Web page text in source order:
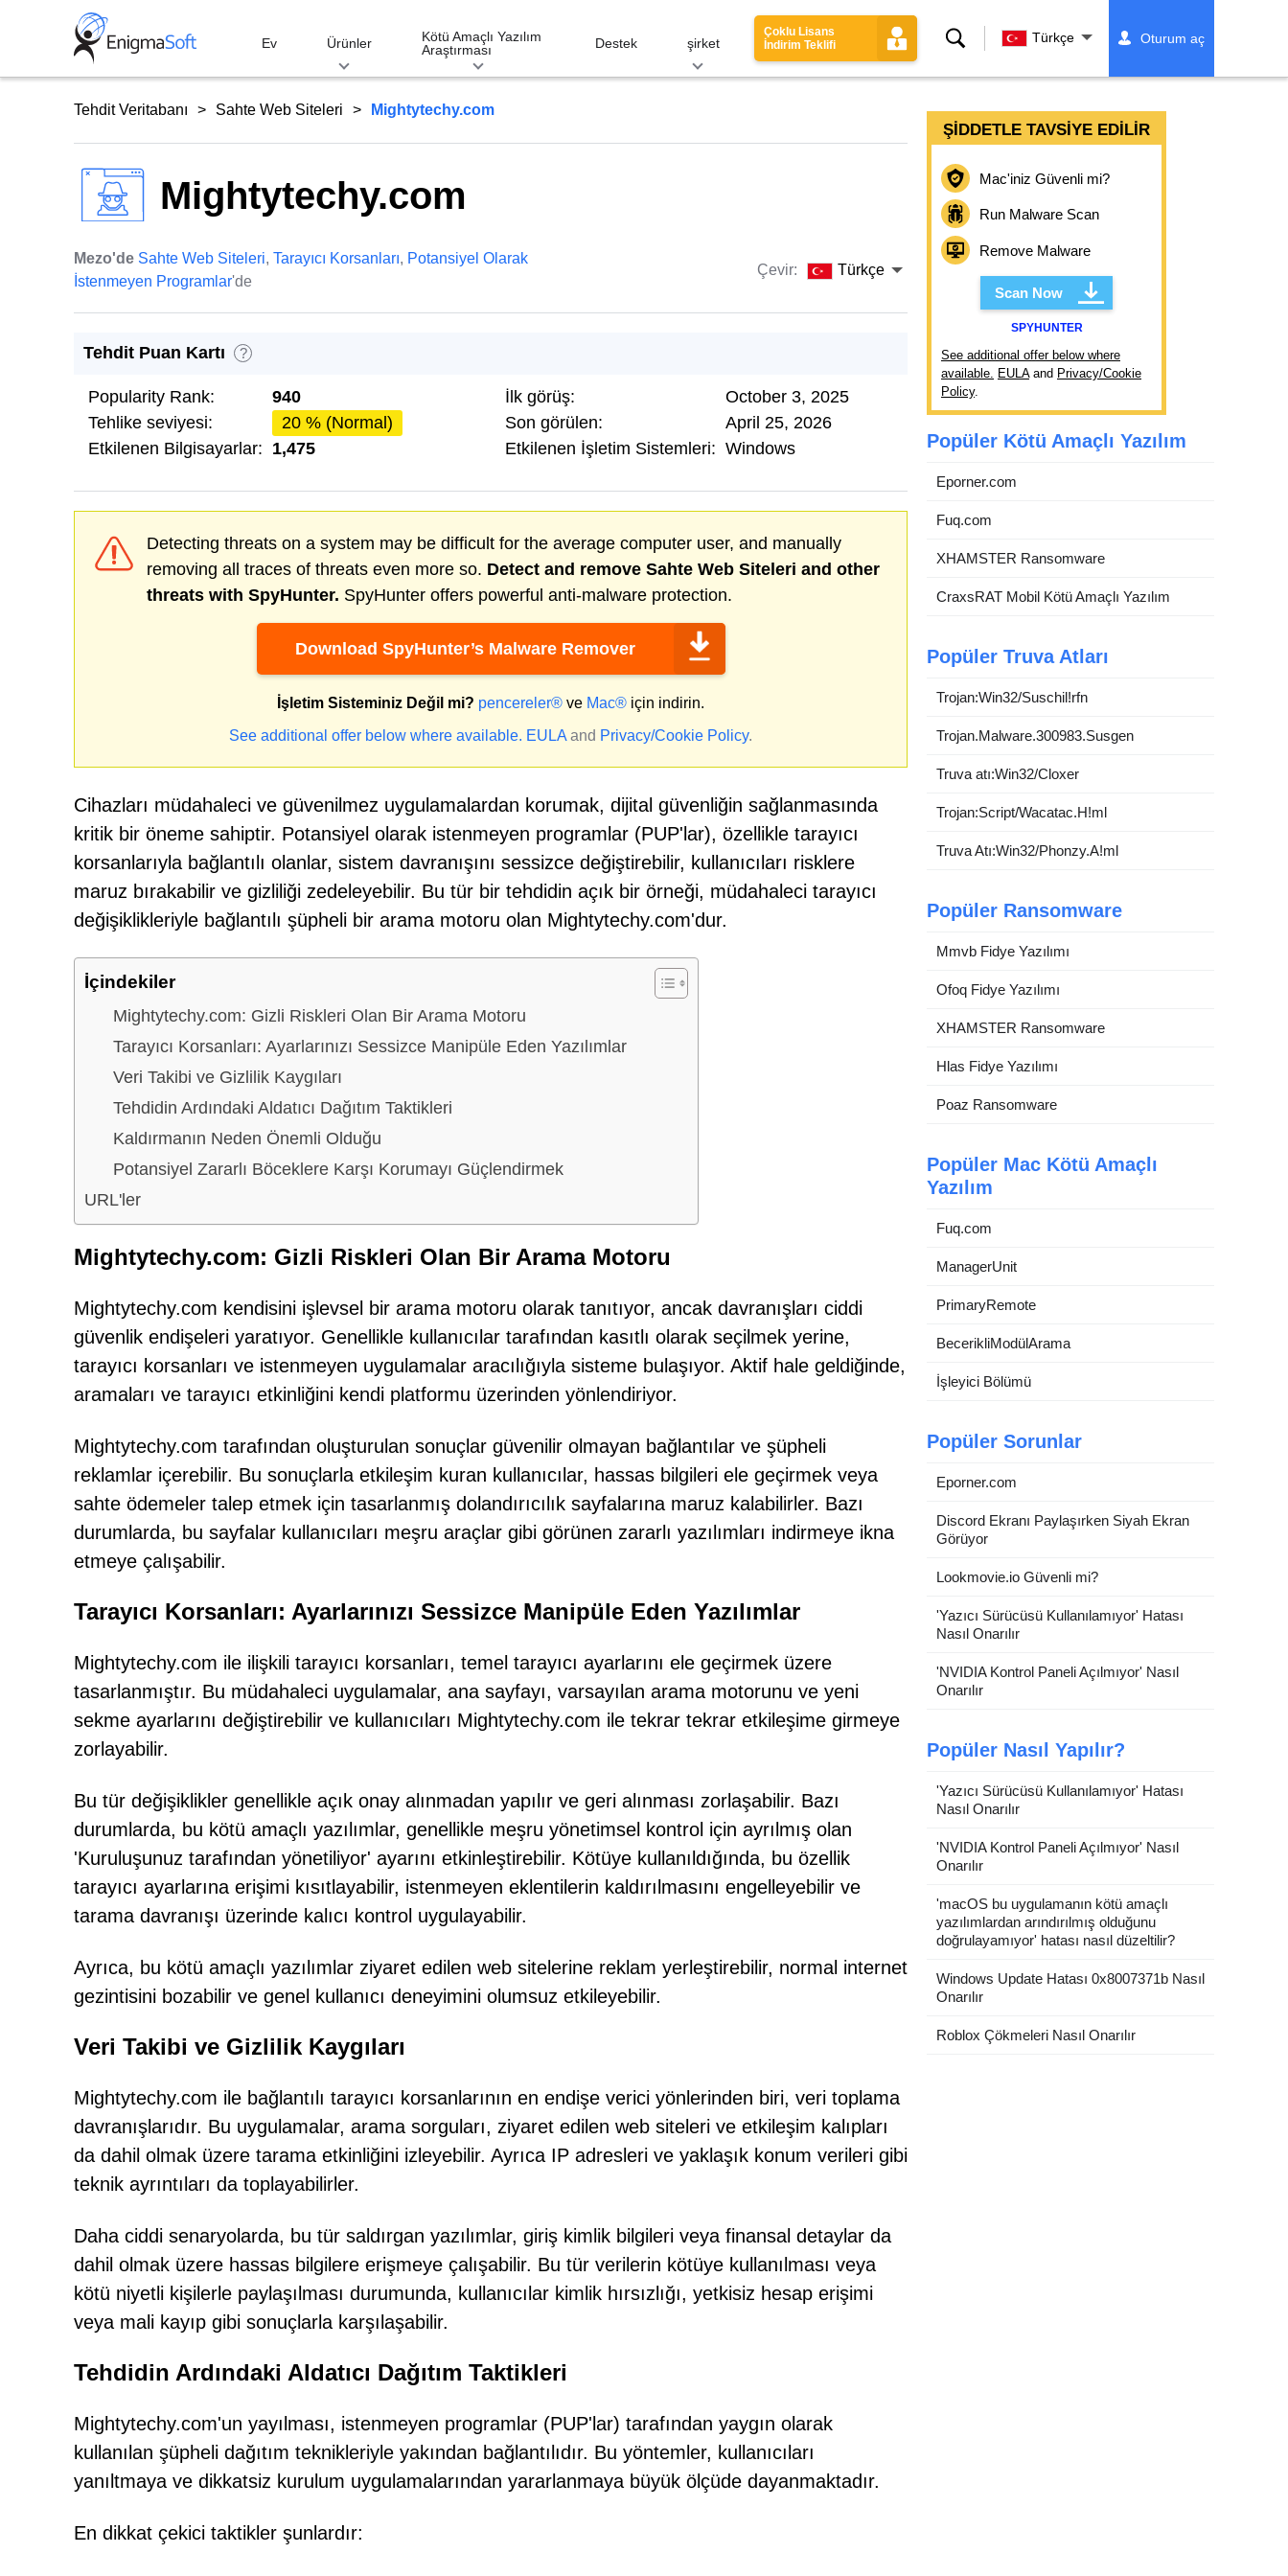
Ev Ürünler
Kötü Amaçlı Yazılım
Araştırması
Destek şirket
Çoklu Lisans
İndirim Teklifi
Ara Türkçe Oturum aç
Tehdit Veritabanı Sahte Web Siteleri Mightytechy.com
Mightytechy.com
Mezo'de Sahte Web Siteleri, Tarayıcı Korsanları, Potansiyel Olarak
İstenmeyen Programlar'de
Çevir: Türkçe
Tehdit Puan Kartı ?
Popularity Rank:
940
Tehlike seviyesi:
20 % (Normal)
Etkilenen Bilgisayarlar: 1,475
İlk görüş:
October 3, 2025
Son görülen:
April 25, 2026
Etkilenen İşletim Sistemleri: Windows
Detecting threats on a system may be difficult for the average computer user, and manually
removing all traces of threats even more so. Detect and remove Sahte Web Siteleri and other
threats with SpyHunter. SpyHunter offers powerful anti-malware protection.
Download SpyHunter’s Malware Remover
İşletim Sisteminiz Değil mi? pencereler® ve Mac® için indirin.
See additional offer below where available. EULA and Privacy/Cookie Policy.
Cihazları müdahaleci ve güvenilmez uygulamalardan korumak, dijital güvenliğin sağlanmasında
kritik bir öneme sahiptir. Potansiyel olarak istenmeyen programlar (PUP'lar), özellikle tarayıcı
korsanlarıyla bağlantılı olanlar, sistem davranışını sessizce değiştirebilir, kullanıcıları risklere
maruz bırakabilir ve gizliliği zedeleyebilir. Bu tür bir tehdidin açık bir örneği, müdahaleci tarayıcı
değişiklikleriyle bağlantılı şüpheli bir arama motoru olan Mightytechy.com'dur.
İçindekiler
Mightytechy.com: Gizli Riskleri Olan Bir Arama Motoru
Tarayıcı Korsanları: Ayarlarınızı Sessizce Manipüle Eden Yazılımlar
Veri Takibi ve Gizlilik Kaygıları
Tehdidin Ardındaki Aldatıcı Dağıtım Taktikleri
Kaldırmanın Neden Önemli Olduğu
Potansiyel Zararlı Böceklere Karşı Korumayı Güçlendirmek
URL'ler
Mightytechy.com: Gizli Riskleri Olan Bir Arama Motoru
Mightytechy.com kendisini işlevsel bir arama motoru olarak tanıtıyor, ancak davranışları ciddi
güvenlik endişeleri yaratıyor. Genellikle kullanıcılar tarafından kasıtlı olarak seçilmek yerine,
tarayıcı korsanları ve istenmeyen uygulamalar aracılığıyla sisteme bulaşıyor. Aktif hale geldiğinde,
aramaları ve tarayıcı etkinliğini kendi platformu üzerinden yönlendiriyor.
Mightytechy.com tarafından oluşturulan sonuçlar güvenilir olmayan bağlantılar ve şüpheli
reklamlar içerebilir. Bu sonuçlarla etkileşim kuran kullanıcılar, hassas bilgileri ele geçirmek veya
sahte ödemeler talep etmek için tasarlanmış dolandırıcılık sayfalarına maruz kalabilirler. Bazı
durumlarda, bu sayfalar kullanıcıları meşru araçlar gibi görünen zararlı yazılımları indirmeye ikna
etmeye çalışabilir.
Tarayıcı Korsanları: Ayarlarınızı Sessizce Manipüle Eden Yazılımlar
Mightytechy.com ile ilişkili tarayıcı korsanları, temel tarayıcı ayarlarını ele geçirmek üzere
tasarlanmıştır. Bu müdahaleci uygulamalar, ana sayfayı, varsayılan arama motorunu ve yeni
sekme ayarlarını değiştirebilir ve kullanıcıları Mightytechy.com ile tekrar tekrar etkileşime girmeye
zorlayabilir.
Bu tür değişiklikler genellikle açık onay alınmadan yapılır ve geri alınması zorlaşabilir. Bazı
durumlarda, bu kötü amaçlı yazılımlar, genellikle meşru yönetimsel kontrol için ayrılmış olan
'Kuruluşunuz tarafından yönetiliyor' ayarını etkinleştirebilir. Kötüye kullanıldığında, bu özellik
tarayıcı ayarlarına erişimi kısıtlayabilir, istenmeyen eklentilerin kaldırılmasını engelleyebilir ve
tarama davranışı üzerinde kalıcı kontrol uygulayabilir.
Ayrıca, bu kötü amaçlı yazılımlar ziyaret edilen web sitelerine reklam yerleştirebilir, normal internet
gezintisini bozabilir ve genel kullanıcı deneyimini olumsuz etkileyebilir.
Veri Takibi ve Gizlilik Kaygıları
Mightytechy.com ile bağlantılı tarayıcı korsanlarının en endişe verici yönlerinden biri, veri toplama
davranışlarıdır. Bu uygulamalar, arama sorguları, ziyaret edilen web siteleri ve etkileşim kalıpları
da dahil olmak üzere tarama etkinliğini izleyebilir. Ayrıca IP adresleri ve yaklaşık konum verileri gibi
teknik ayrıntıları da toplayabilirler.
Daha ciddi senaryolarda, bu tür saldırgan yazılımlar, giriş kimlik bilgileri veya finansal detaylar da
dahil olmak üzere hassas bilgilere erişmeye çalışabilir. Bu tür verilerin kötüye kullanılması veya
kötü niyetli kişilerle paylaşılması durumunda, kullanıcılar kimlik hırsızlığı, yetkisiz hesap erişimi
veya mali kayıp gibi sonuçlarla karşılaşabilir.
Tehdidin Ardındaki Aldatıcı Dağıtım Taktikleri
Mightytechy.com'un yayılması, istenmeyen programlar (PUP'lar) tarafından yaygın olarak
kullanılan şüpheli dağıtım teknikleriyle yakından bağlantılıdır. Bu yöntemler, kullanıcıları
yanıltmaya ve dikkatsiz kurulum uygulamalarından yararlanmaya büyük ölçüde dayanmaktadır.
En dikkat çekici taktikler şunlardır:
ŞIDDETLE TAVSIYE EDILIR
Mac'iniz Güvenli mi?
Run Malware Scan
Remove Malware
Scan Now
SPYHUNTER
See additional offer below where
available. EULAand Privacy/Cookie
Policy.
Popüler Kötü Amaçlı Yazılım
Eporner.com
Fuq.com
XHAMSTER Ransomware
CraxsRAT Mobil Kötü Amaçlı Yazılım
Popüler Truva Atları
Trojan:Win32/Suschil!rfn
Trojan.Malware.300983.Susgen
Truva atı:Win32/Cloxer
Trojan:Script/Wacatac.H!ml
Truva Atı:Win32/Phonzy.A!ml
Popüler Ransomware
Mmvb Fidye Yazılımı
Ofoq Fidye Yazılımı
XHAMSTER Ransomware
Hlas Fidye Yazılımı
Poaz Ransomware
Popüler Mac Kötü Amaçlı
Yazılım
Fuq.com
ManagerUnit
PrimaryRemote
BecerikliModülArama
İşleyici Bölümü
Popüler Sorunlar
Eporner.com
Discord Ekranı Paylaşırken Siyah Ekran
Görüyor
Lookmovie.io Güvenli mi?
'Yazıcı Sürücüsü Kullanılamıyor' Hatası
Nasıl Onarılır
'NVIDIA Kontrol Paneli Açılmıyor' Nasıl
Onarılır
Popüler Nasıl Yapılır?
'Yazıcı Sürücüsü Kullanılamıyor' Hatası
Nasıl Onarılır
'NVIDIA Kontrol Paneli Açılmıyor' Nasıl
Onarılır
'macOS bu uygulamanın kötü amaçlı
yazılımlardan arındırılmış olduğunu
doğrulayamıyor' hatası nasıl düzeltilir?
Windows Update Hatası 0x8007371b Nasıl
Onarılır
Roblox Çökmeleri Nasıl Onarılır